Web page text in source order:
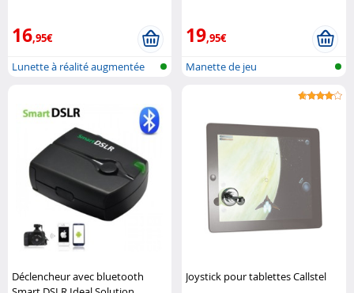
16,95€
Lunette à réalité augmentée
19,95€
Manette de jeu
Déclencheur avec bluetooth
Joystick pour tablettes Callstel